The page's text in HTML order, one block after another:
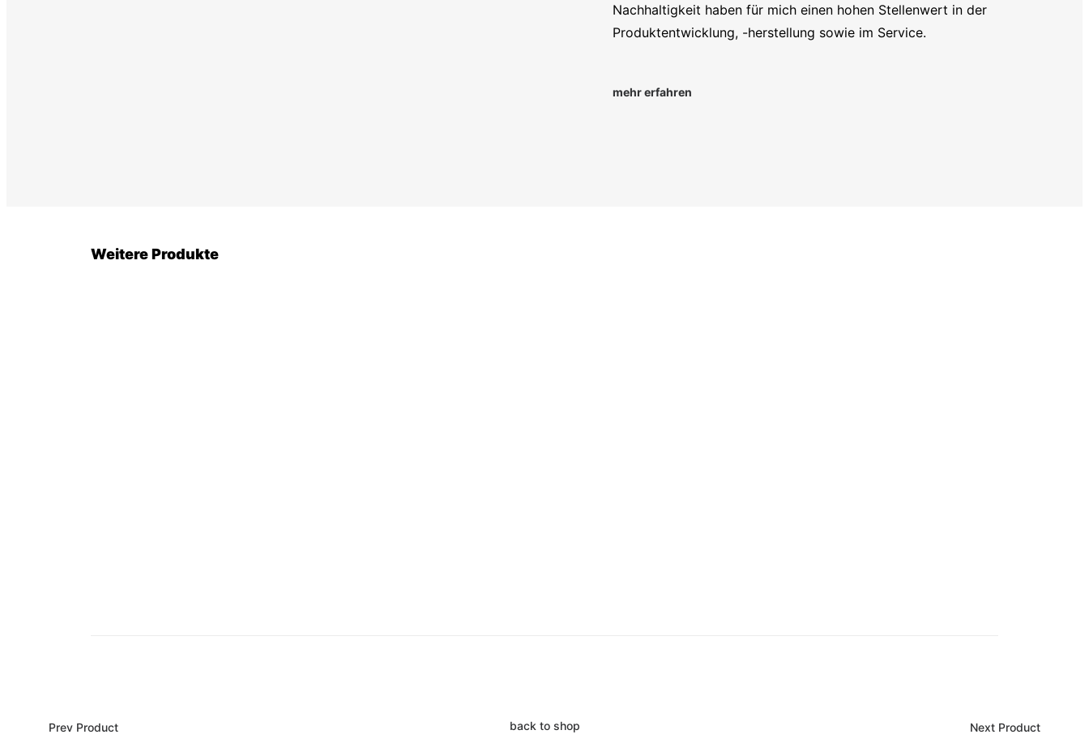
Nachhaltigkeit haben für mich einen hohen Stellenwert in der
Produktentwicklung, -herstellung sowie im Service.
mehr erfahren
Weitere Produkte
Prev Product Next Product
back to shop